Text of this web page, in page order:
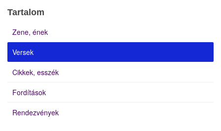
Tartalom
Zene, ének
Versek
Cikkek, esszék
Fordítások
Rendezvények